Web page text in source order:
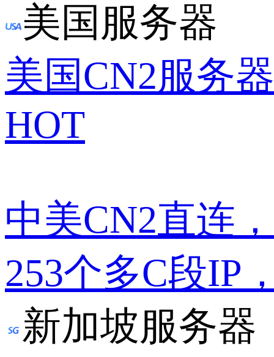
美国服务器
美国CN2服务器
HOT
中美CN2直连
253个多C段IP
新加坡服务器